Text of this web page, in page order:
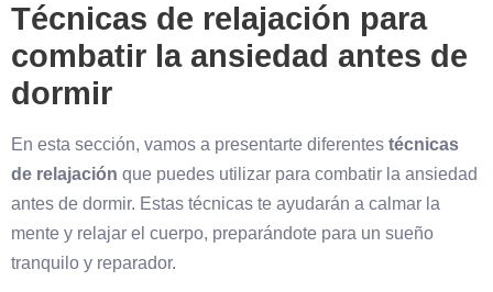
Técnicas de relajación para
combatir la ansiedad antes de
dormir
En esta sección, vamos a presentarte diferentes técnicas
de relajación que puedes utilizar para combatir la ansiedad
antes de dormir. Estas técnicas te ayudarán a calmar la
mente y relajar el cuerpo, preparándote para un sueño
tranquilo y reparador.